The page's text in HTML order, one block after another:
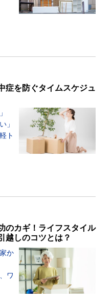
症を防ぐタイムスケジュ
」
ト
のカギ！ライフスタイル
越しのコツとは？
か
ワ